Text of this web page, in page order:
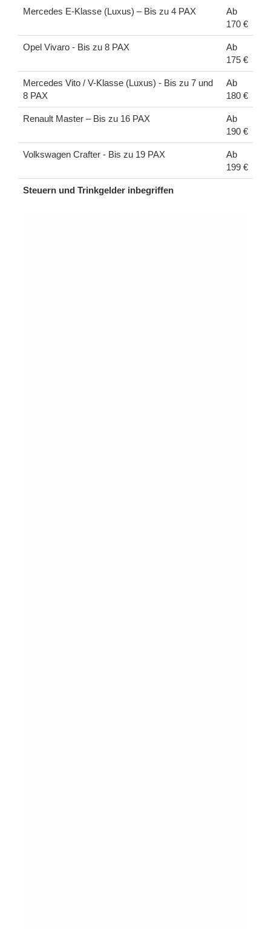
Mercedes E-Klasse (Luxus) – Bis zu 4 PAX
Ab
170 €
Opel Vivaro - Bis zu 8 PAX
Ab
175 €
Mercedes Vito / V-Klasse (Luxus) - Bis zu 7 und
8 PAX
Ab
180 €
Renault Master – Bis zu 16 PAX
Ab
190 €
Volkswagen Crafter - Bis zu 19 PAX
Ab
199 €
Steuern und Trinkgelder inbegriffen